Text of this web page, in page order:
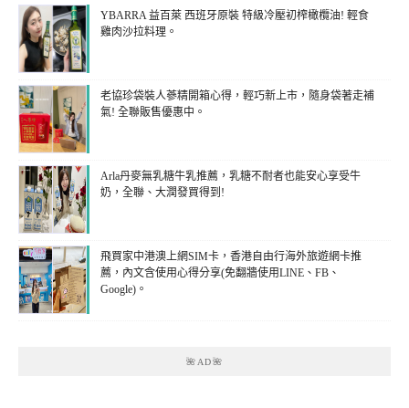
YBARRA 益百萊 西班牙原裝 特級冷壓初榨橄欖油! 輕食
雞肉沙拉料理。
老協珍袋裝人蔘精開箱心得，輕巧新上市，隨身袋著走補
氣! 全聯販售優惠中。
Arla丹麥無乳糖牛乳推薦，乳糖不耐者也能安心享受牛
奶，全聯、大潤發買得到!
飛買家中港澳上網SIM卡，香港自由行海外旅遊網卡推
薦，內文含使用心得分享(免翻牆使用LINE、FB、
Google)。
🌺AD🌺